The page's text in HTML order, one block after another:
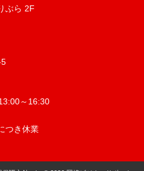
ぶら 2F
～16:30
つき休業